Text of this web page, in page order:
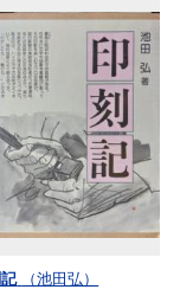
（池田弘）